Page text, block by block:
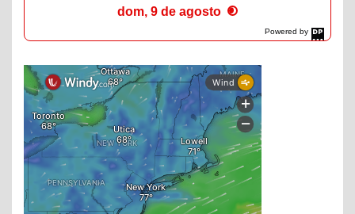
Powered by
DaysPedia.com
dom, 9 de agosto